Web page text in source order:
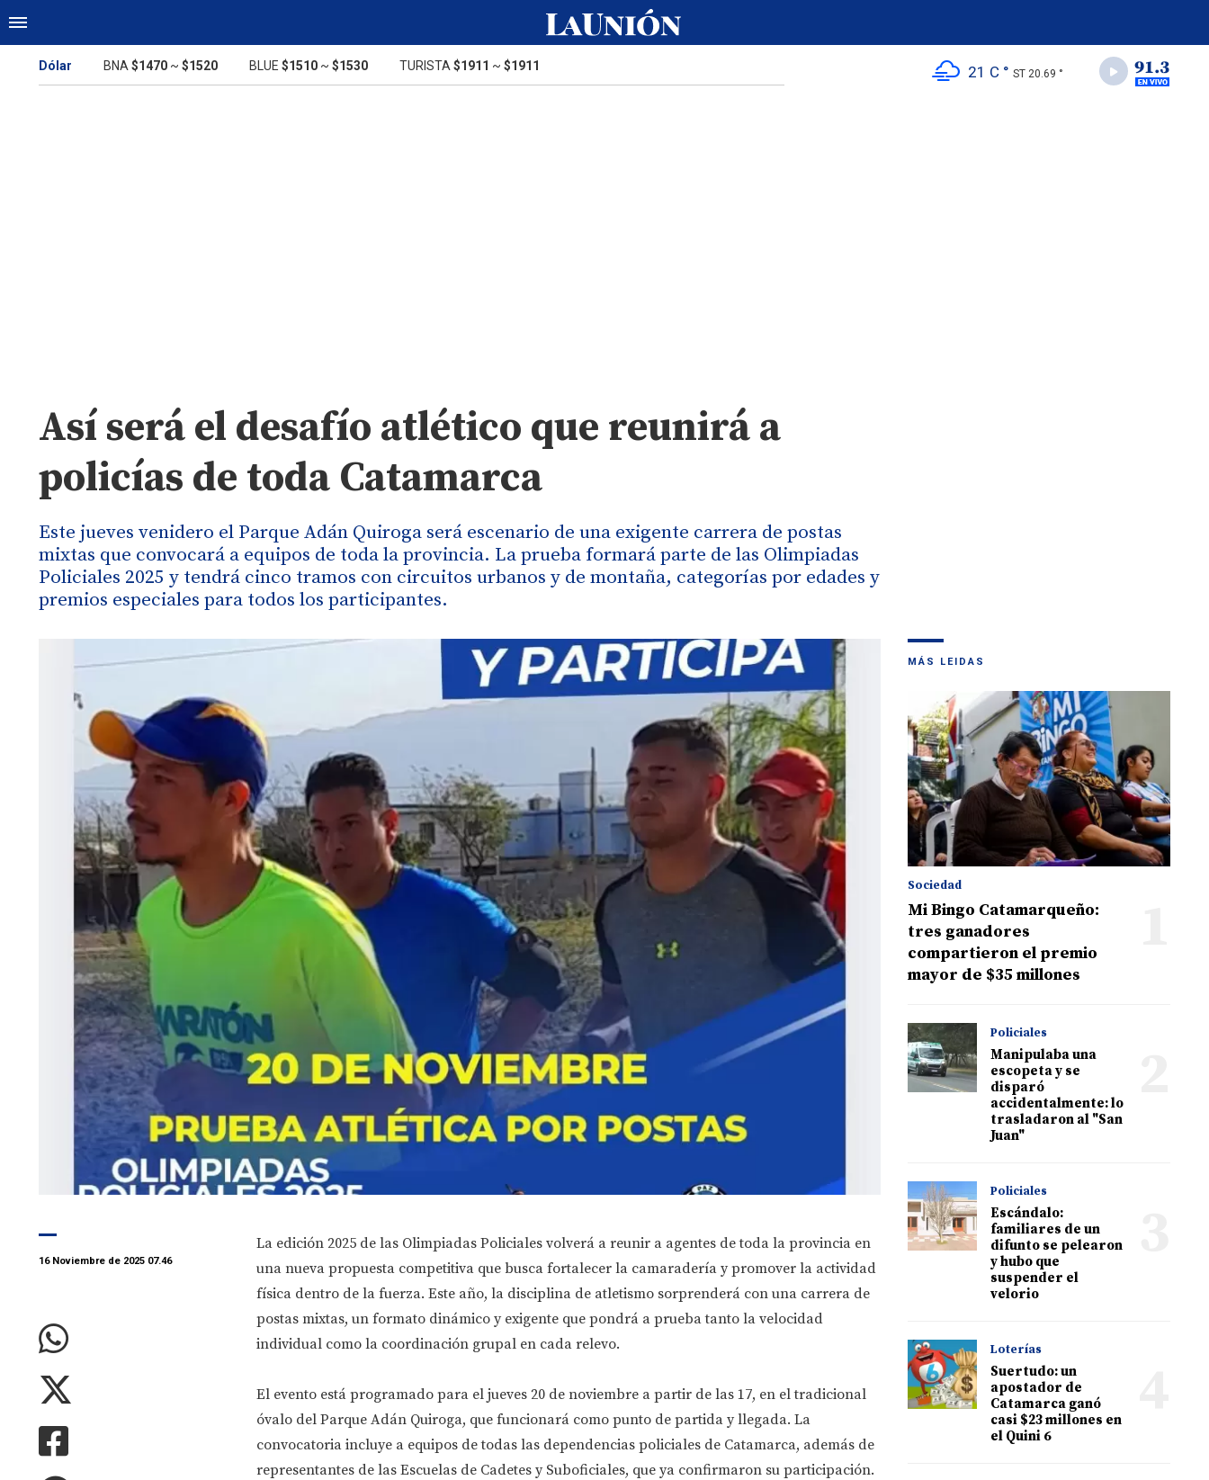
Dólar BNA $1470 ~ $1520 BLUE $1510 ~ $1530 TURISTA $1911 ~ $1911 21 C ° ST 20.69 °
Así será el desafío atlético que reunirá a
policías de toda Catamarca
Este jueves venidero el Parque Adán Quiroga será escenario de una exigente carrera de postas
mixtas que convocará a equipos de toda la provincia. La prueba formará parte de las Olimpiadas
Policiales 2025 y tendrá cinco tramos con circuitos urbanos y de montaña, categorías por edades y
premios especiales para todos los participantes.
16 Noviembre de 2025 07.46
La edición 2025 de las Olimpiadas Policiales volverá a reunir a agentes de toda la provincia en
una nueva propuesta competitiva que busca fortalecer la camaradería y promover la actividad
física dentro de la fuerza. Este año, la disciplina de atletismo sorprenderá con una carrera de
postas mixtas, un formato dinámico y exigente que pondrá a prueba tanto la velocidad
individual como la coordinación grupal en cada relevo.
El evento está programado para el jueves 20 de noviembre a partir de las 17, en el tradicional
óvalo del Parque Adán Quiroga, que funcionará como punto de partida y llegada. La
convocatoria incluye a equipos de todas las dependencias policiales de Catamarca, además de
representantes de las Escuelas de Cadetes y Suboficiales, que ya confirmaron su participación.
MÁS LEIDAS
Sociedad
Mi Bingo Catamarqueño:
tres ganadores
compartieron el premio
mayor de $35 millones
Policiales
Manipulaba una
escopeta y se
disparó
accidentalmente: lo
trasladaron al "San
Juan"
Policiales
Escándalo:
familiares de un
difunto se pelearon
y hubo que
suspender el
velorio
Loterías
Suertudo: un
apostador de
Catamarca ganó
casi $23 millones en
el Quini 6